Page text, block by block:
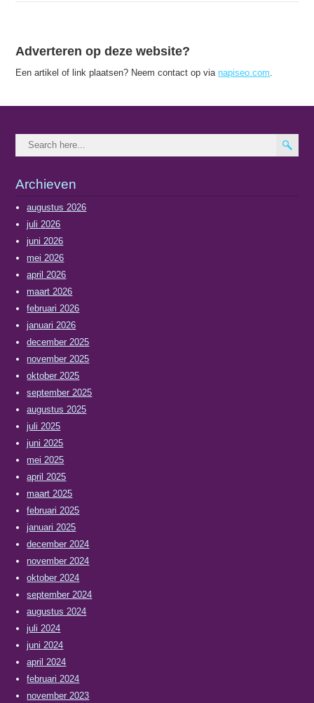
Adverteren op deze website?
Een artikel of link plaatsen? Neem contact op vianapiseo.com
Archieven
augustus 2026
juli 2026
juni 2026
mei 2026
april 2026
maart 2026
februari 2026
januari 2026
december 2025
november 2025
oktober 2025
september 2025
augustus 2025
juli 2025
juni 2025
mei 2025
april 2025
maart 2025
februari 2025
januari 2025
december 2024
november 2024
oktober 2024
september 2024
augustus 2024
juli 2024
juni 2024
april 2024
februari 2024
november 2023